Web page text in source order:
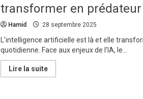
libération
de
tous
les
israéliens
encore
transformer en prédateur
Hamid 28 septembre 2025
L’intelligence artificielle est là et elle
quotidienne. Face aux enjeux de l’IA, le...
Lire la suiteEn
savoir